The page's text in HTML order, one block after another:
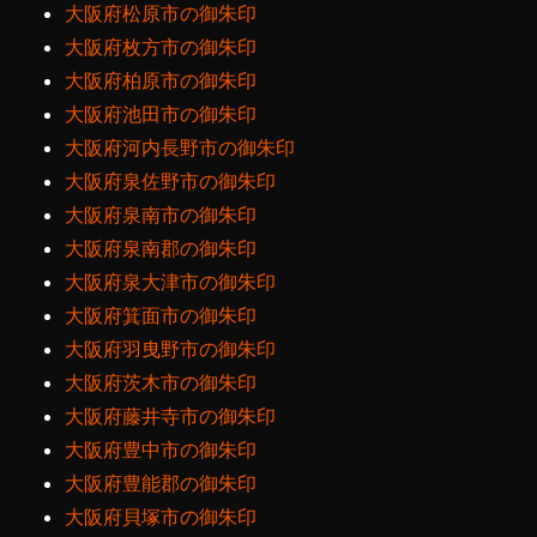
大阪府松原市の御朱印
大阪府枚方市の御朱印
大阪府柏原市の御朱印
大阪府池田市の御朱印
大阪府河内長野市の御朱印
大阪府泉佐野市の御朱印
大阪府泉南市の御朱印
大阪府泉南郡の御朱印
大阪府泉大津市の御朱印
大阪府箕面市の御朱印
大阪府羽曳野市の御朱印
大阪府茨木市の御朱印
大阪府藤井寺市の御朱印
大阪府豊中市の御朱印
大阪府豊能郡の御朱印
大阪府貝塚市の御朱印